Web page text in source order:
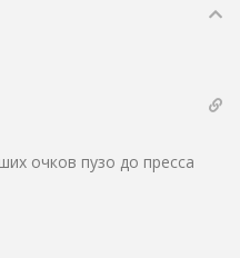
очков пузо до пресса